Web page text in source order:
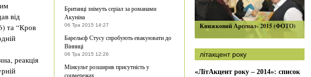
від
та “Кров
реакція
Британці знімуть серіал за романами
Акуніна
06 Тра 2015 14:27
Барельєф Стусу спробують евакуювати до
Вінниці
06 Тра 2015 12:26
Мінкульт розширив присутність у
соцмережах
Книжковий Арсенал- 2015 (ФОТО)
літакцент року
«ЛітАкцент року – 2014»: список